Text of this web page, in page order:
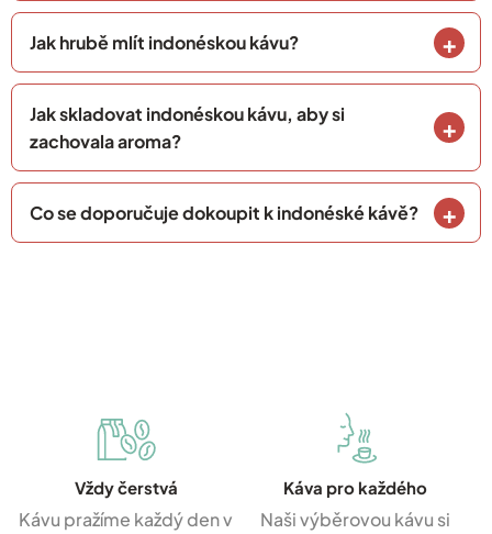
Jak hrubě mlít indonéskou kávu?
Jak skladovat indonéskou kávu, aby si
zachovala aroma?
Co se doporučuje dokoupit k indonéské kávě?
Vždy čerstvá
Kávu pražíme každý den v
Káva pro každého
Naši výběrovou kávu si